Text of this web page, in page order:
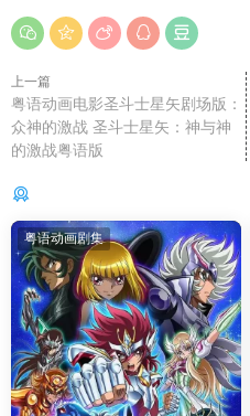
上一篇
粤语动画电影圣斗士星矢剧场版：
众神的激战 圣斗士星矢：神与神
的激战粤语版
粤语动画剧集